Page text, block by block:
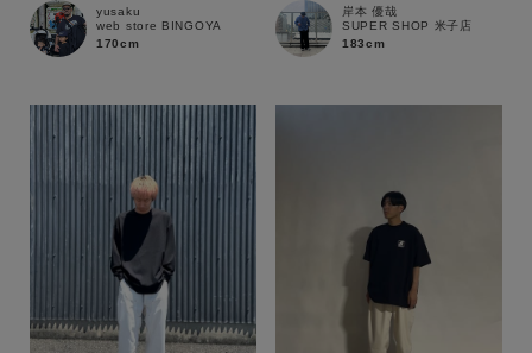
ブランド
yusaku
web store BINGOYA
170cm
岸本 優哉
SUPER SHOP 米子店
183cm